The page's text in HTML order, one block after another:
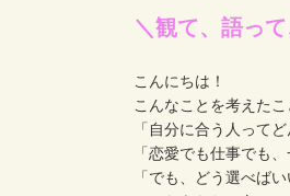
＼観て、語っ
こんにちは！
こんなことを考えた
「自分に合う人って
「恋愛でも仕事でも
「でも、どう選べば